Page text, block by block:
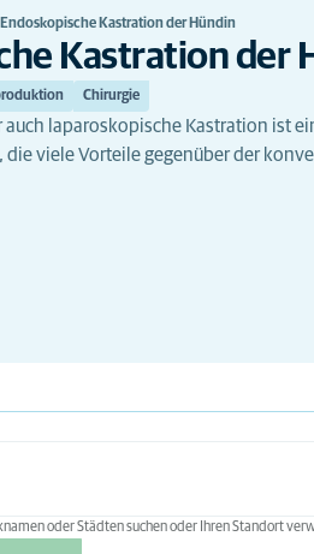
Endoskopische Kastration der Hündin
Kastration der
Chirurgie
auch laparoskopische Kastration ist
die viele Vorteile gegenüber der
oder Städten suchen oder Ihren Standort